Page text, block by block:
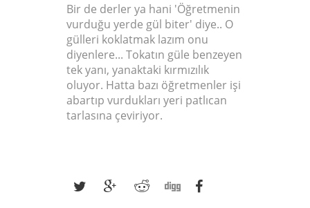
Bir de derler ya hani 'Öğretmenin
vurduğu yerde gül biter' diye.. O
gülleri koklatmak lazım onu
diyenlere... Tokatın güle benzeyen
tek yanı, yanaktaki kırmızılık
oluyor. Hatta bazı öğretmenler işi
abartıp vurdukları yeri patlıcan
tarlasına çeviriyor.